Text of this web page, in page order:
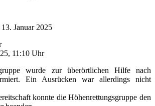
Januar 2025
11:10 Uhr
wurde zur überörtlichen Hilfe nach
Ein Ausrücken war allerdings nicht
konnte die Höhenrettungsgruppe den